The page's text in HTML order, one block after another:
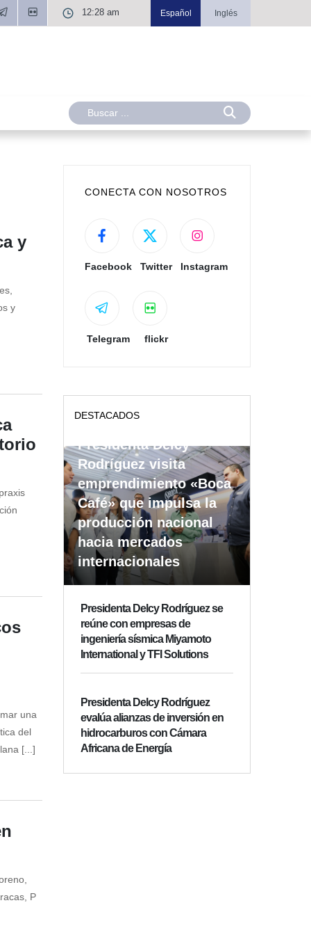
12:28 am Español Inglés
y
y
una
del
[...]
P
CONECTA CON NOSOTROS
Facebook Twitter Instagram
Telegram flickr
DESTACADOS
Presidenta Delcy
Rodríguez visita
emprendimiento «Boca
Café» que impulsa la
producción nacional
hacia mercados
internacionales
Presidenta Delcy Rodríguez se
reúne con empresas de
ingeniería sísmica Miyamoto
International y TFI Solutions
Presidenta Delcy Rodríguez
evalúa alianzas de inversión en
hidrocarburos con Cámara
Africana de Energía